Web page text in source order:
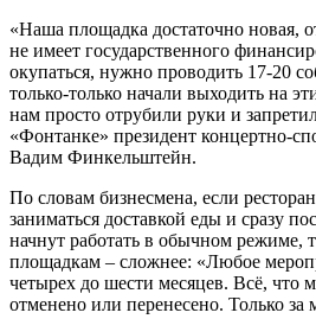
«Наша площадка достаточно новая,
не имеет государственного
окупаться, нужно проводить 17-20
только-только начали выходить на
нам просто отрубили руки и
«Фонтанке» президент концертно-
Вадим Финкельштейн.
По словам бизнесмена, если
заниматься доставкой еды и сразу
начнут работать в обычном режиме,
площадкам – сложнее: «Любое
четырех до шести месяцев. Всё, что
отменено или перенесено. Только за